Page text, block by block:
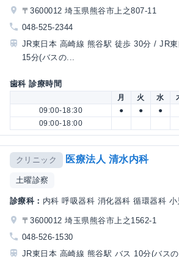
〒3600012 埼玉県熊谷市上之807-11
048-525-2344
JR東日本 高崎線 熊谷駅 徒歩 30分 / JR
15分(バスの...
歯科 診療時間
月 火 水
09:00-18:30
● ● ●
09:00-18:00
クリニック 医療法人 清水内科
土曜診察
診療科： 内科 呼吸器科 消化器科 循環器科 小
〒3600012 埼玉県熊谷市上之1562-1
048-526-1530
JR東日本 高崎線 熊谷駅 バス 10分(バス